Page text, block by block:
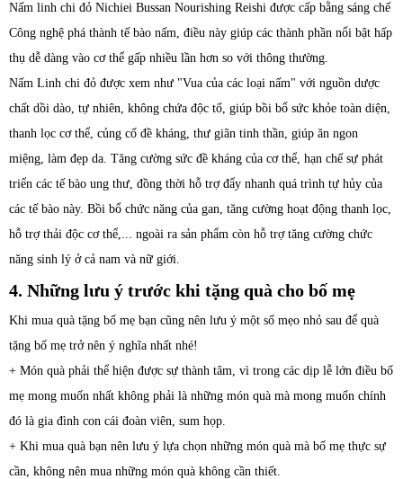
Nấm linh chi đỏ Nichiei Bussan Nourishing Reishi được cấp bằng sáng chế
Công nghệ phá thành tế bào nấm, điều này giúp các thành phần nổi bật hấp
thụ dễ dàng vào cơ thể gấp nhiều lần hơn so với thông thường.
Nấm Linh chi đỏ được xem như "Vua của các loại nấm" với nguồn dược
chất dồi dào, tự nhiên, không chứa độc tố, giúp bồi bổ sức khỏe toàn diện,
thanh lọc cơ thể, củng cố đề kháng, thư giãn tinh thần, giúp ăn ngon
miệng, làm đẹp da. Tăng cường sức đề kháng của cơ thể, hạn chế sự phát
triển các tế bào ung thư, đồng thời hỗ trợ đẩy nhanh quá trình tự hủy của
các tế bào này. Bồi bổ chức năng của gan, tăng cường hoạt động thanh lọc,
hỗ trợ thải độc cơ thể,... ngoài ra sản phẩm còn hỗ trợ tăng cường chức
năng sinh lý ở cả nam và nữ giới.
4. Những lưu ý trước khi tặng quà cho bố mẹ
Khi mua quà tặng bố mẹ bạn cũng nên lưu ý một số mẹo nhỏ sau để quà
tặng bố mẹ trở nên ý nghĩa nhất nhé!
+ Món quà phải thể hiện được sự thành tâm, vì trong các dịp lễ lớn điều bố
mẹ mong muốn nhất không phải là những món quà mà mong muốn chính
đó là gia đình con cái đoàn viên, sum họp.
+ Khi mua quà bạn nên lưu ý lựa chọn những món quà mà bố mẹ thực sự
cần, không nên mua những món quà không cần thiết.